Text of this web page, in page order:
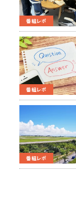
番組レポ
番組レポ
番組レポ